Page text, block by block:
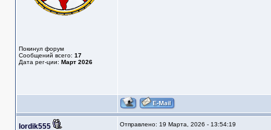
Покинул форум
Сообщений всего: 17
Дата рег-ции: Март 2026
lordik555 Отправлено: 19 Марта, 2026 - 13:54:19